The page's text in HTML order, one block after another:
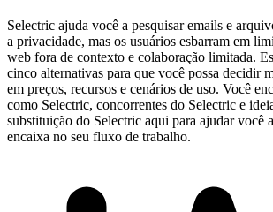
Selectric ajuda você a pesquisar emails e
a privacidade, mas os usuários esbarram em
web fora de contexto e colaboração limitada.
cinco alternativas para que você possa decidir
em preços, recursos e cenários de uso. Você
como Selectric, concorrentes do Selectric e
substituição do Selectric aqui para ajudar você
encaixa no seu fluxo de trabalho.